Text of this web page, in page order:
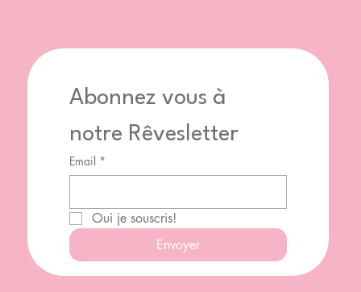
Abonnez vous à
notre Rêvesletter
Email *
Oui je souscris!
Envoyer